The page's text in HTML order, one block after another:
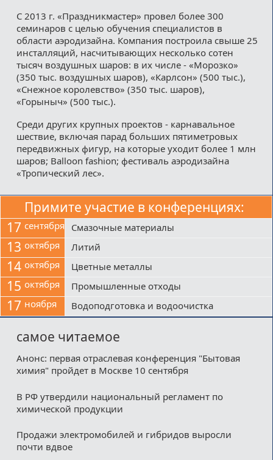
С 2013 г. «Праздникмастер» провел более 300
семинаров с целью обучения специалистов в
области аэродизайна. Компания построила свыше 25
инсталляций, насчитывающих несколько сотен
тысяч воздушных шаров: в их числе - «Морозко»
(350 тыс. воздушных шаров), «Карлсон» (500 тыс.),
«Снежное королевство» (350 тыс. шаров),
«Горыныч» (500 тыс.).
Среди других крупных проектов - карнавальное
шествие, включая парад больших пятиметровых
передвижных фигур, на которые уходит более 1 млн
шаров; Balloon fashion; фестиваль аэродизайна
«Тропический лес».
Примите участие в конференциях:
17 сентября Смазочные материалы
13 октября Литий
14 октября Цветные металлы
15 октября Промышленные отходы
17 ноября Водоподготовка и водоочистка
самое читаемое
Анонс: первая отраслевая конференция "Бытовая
химия" пройдет в Москве 10 сентября
В РФ утвердили национальный регламент по
химической продукции
Продажи электромобилей и гибридов выросли
почти вдвое